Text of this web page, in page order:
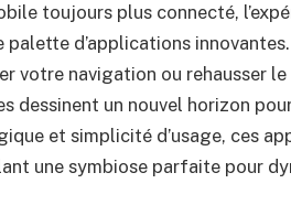
toujours plus connecté,
palette d’applications
votre navigation ou rehausser
dessinent un nouvel horizon
et simplicité d’usage, ces
une symbiose parfaite pour